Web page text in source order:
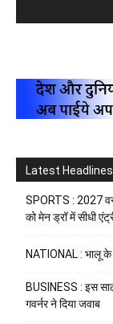
Latest Headlines
SPORTS : 2027
को मेन ड्रॉ में सीधी
NATIONAL : भालू के
BUSINESS : इस
गवर्नर ने दिया जवाब